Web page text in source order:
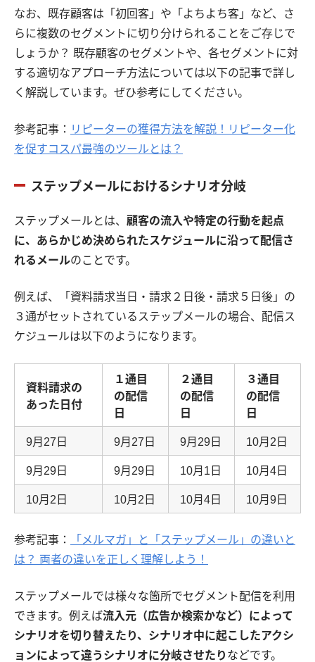
なお、既存顧客は「初回客」や「よちよち客」など、さ
らに複数のセグメントに切り分けられることをご存じで
しょうか？ 既存顧客のセグメントや、各セグメントに対
する適切なアプローチ方法については以下の記事で詳し
く解説しています。ぜひ参考にしてください。
参考記事： リピーターの獲得方法を解説！リピーター化
を促すコスパ最強のツールとは？
ステップメールにおけるシナリオ分岐
ステップメールとは、 顧客の流入や特定の行動を起点
に、あらかじめ決められたスケジュールに沿って配信さ
れるメールのことです。
例えば、「資料請求当日・請求２日後・請求５日後」の
３通がセットされているステップメールの場合、配信ス
ケジュールは以下のようになります。
資料請求の
あった日付
１通目
の配信
日
２通目
の配信
日
３通目
の配信
日
9月27日 9月27日 9月29日 10月2日
9月29日 9月29日 10月1日 10月4日
10月2日 10月2日 10月4日 10月9日
参考記事：
「メルマガ」と「ステップメール」の違いと
は？ 両者の違いを正しく理解しよう！
ステップメールでは様々な箇所でセグメント配信を利用
できます。例えば流入元（広告か検索かなど）によって
シナリオを切り替えたり、シナリオ中に起こしたアクシ
ョンによって違うシナリオに分岐させたり などです。